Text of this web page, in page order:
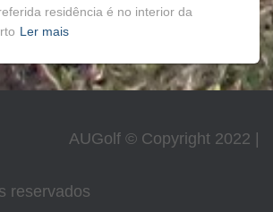
residência é no interior da
Ler mais
AUGolf © Copyright 2022 |
reservados